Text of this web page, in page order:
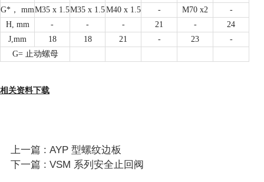
G*， mmM35 x 1.5M35 x 1.5M40 x 1.5 - M70 x2
-
H, mm
- - - 21 -
24
J,mm
18 18 21 - 23
-
G= 止动螺母
相关资料下载
上一篇 : AYP 型螺纹边板
下一篇 : VSM 系列安全止回阀